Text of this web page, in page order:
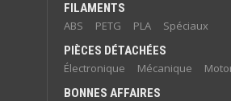
FILAMENTS
ABS
PETG PLA
Spéciaux
PIÈCES DÉTACHÉES
Électronique
Mécanique
BONNES AFFAIRES